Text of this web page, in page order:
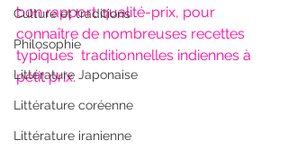
Culture et traditions
Philosophie
Littérature Japonaise
Littérature coréenne
Littérature iranienne
bon rapport qualité-prix, pour
connaître de nombreuses recettes
typiques  traditionnelles indiennes à
petit prix.